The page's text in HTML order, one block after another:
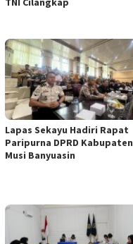
Lapas Sekayu Hadiri Rapat
Paripurna DPRD Kabupaten
Musi Banyuasin